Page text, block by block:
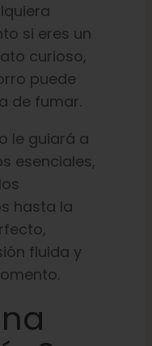
si eres un
curioso,
puede
de fumar.
le guiará a
esenciales,
hasta la
fluida y